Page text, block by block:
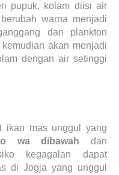
pupuk, kolam diisi air
warna menjadi
dan plankton
akan menjadi
dengan air setinggi
ikan mas unggul yang
wa dibawahdan
kegagalan dapat
di Jogja yang unggul